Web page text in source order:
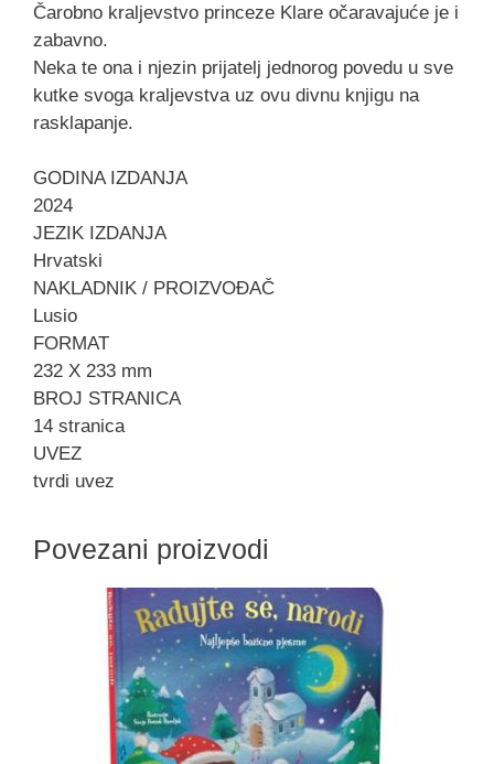
Čarobno kraljevstvo princeze Klare očaravajuće je i
zabavno.
Neka te ona i njezin prijatelj jednorog povedu u sve
kutke svoga kraljevstva uz ovu divnu knjigu na
rasklapanje.
GODINA IZDANJA
2024
JEZIK IZDANJA
Hrvatski
NAKLADNIK / PROIZVOĐAČ
Lusio
FORMAT
232 X 233 mm
BROJ STRANICA
14 stranica
UVEZ
tvrdi uvez
Povezani proizvodi